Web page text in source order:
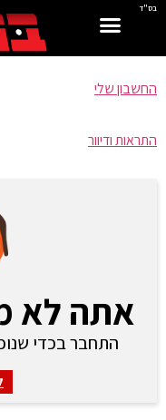
בס"ד
החשבון שלי
התראות ודיוור
אתה לא
התחבר בכדי